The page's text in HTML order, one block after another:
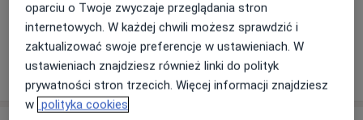
+ 9 usług
W jaki sposób ustalane są ceny?
oparciu o Twoje zwyczaje przeglądania stron
internetowych. W każdej chwili możesz sprawdzić i
zaktualizować swoje preferencje w ustawieniach. W
ustawieniach znajdziesz również linki do polityk
prywatności stron trzecich. Więcej informacji znajdziesz
w polityka cookies